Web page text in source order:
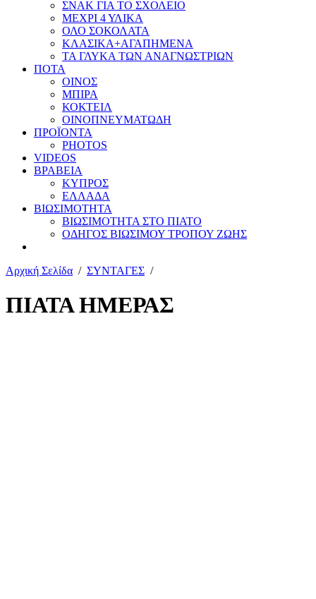
ΣΝΑΚ ΓΙΑ ΤΟ ΣΧΟΛΕΙΟ
ΜΕΧΡΙ 4 ΥΛΙΚΑ
ΟΛΟ ΣΟΚΟΛΑΤΑ
ΚΛΑΣΙΚΑ+ΑΓΑΠΗΜΕΝΑ
ΤΑ ΓΛΥΚΑ ΤΩΝ ΑΝΑΓΝΩΣΤΡΙΩΝ
ΠΟΤΑ
ΟΙΝΟΣ
ΜΠΙΡΑ
ΚΟΚΤΕΙΛ
ΟΙΝΟΠΝΕΥΜΑΤΩΔΗ
ΠΡΟΪΟΝΤΑ
PHOTOS
VIDEOS
ΒΡΑΒΕΙΑ
ΚΥΠΡΟΣ
ΕΛΛΑΔΑ
ΒΙΩΣΙΜΟΤΗΤΑ
ΒΙΩΣΙΜΟΤΗΤΑ ΣΤΟ ΠΙΑΤΟ
ΟΔΗΓΟΣ ΒΙΩΣΙΜΟΥ ΤΡΟΠΟΥ ΖΩΗΣ
Αρχική Σελίδα / ΣΥΝΤΑΓΕΣ /
ΠΙΑΤΑ ΗΜΕΡΑΣ